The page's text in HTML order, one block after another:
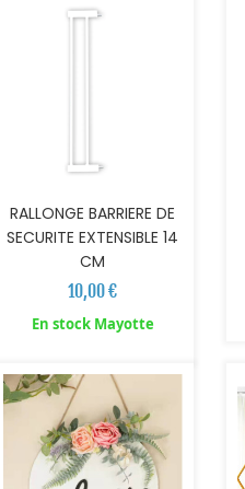
RALLONGE BARRIERE DE
SECURITE EXTENSIBLE 14
CM
10,00 €
En stock Mayotte
AJOUTER AU PANIER